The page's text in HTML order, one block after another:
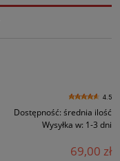
4.5
Dostępność: średnia ilość
Wysyłka w: 1-3 dni
69,00 zł